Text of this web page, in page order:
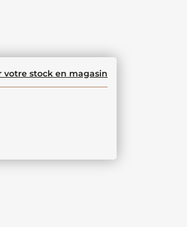
votre stock en magasin